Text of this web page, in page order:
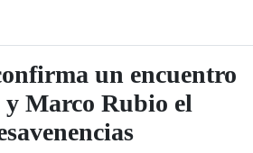
un encuentro
y Marco Rubio el